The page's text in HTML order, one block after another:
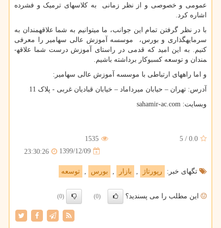
عمومی و خصوصی و از نظر زمانی به کلاس­های ترمیک و فشرده
اشاره کرد.
با در نظر گرفتن تمام این جوانب، ما می­توانیم به شما علاقه­مندان به
سرمایه­گذاری و بورس، موسسه آموزش عالی سهامیر را معرفی
کنیم. به این امید که قدمی در راستای آموزش درست شما علاقه­
مندان و توسعه کسب­و­کار برداشته باشیم.
و اما راه­های ارتباطی با موسسه آموزش عالی سهامیر:
آدرس: تهران – حیابان میرداماد – خیابان قبادیان غربی - پلاک 11
وب­سایت: sahamir-ac.com
0.0
/
5
1535
1399/12/09
23:30:26
تگهای خبر: رپورتاژ , بازار , بورس , توسعه
این مطلب را می پسندید؟ (0)
(0)